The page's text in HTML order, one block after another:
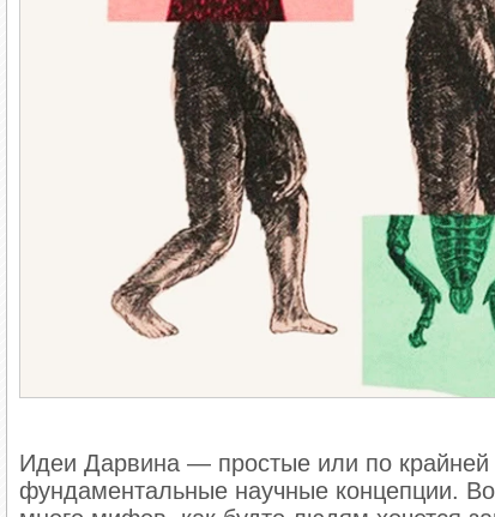
Идеи Дарвина — простые или по
фундаментальные научные концепции.